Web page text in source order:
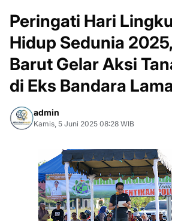
Peringati Hari
Hidup Sedunia
Barut Gelar Aksi
di Eks Bandara
admin
Kamis, 5 Juni 2025 08:28 WIB